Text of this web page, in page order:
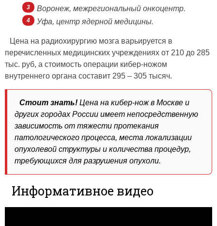
Воронеж, межрегиональный онкоцентр.
Уфа, центр ядерной медицины.
Цена на радиохирургию мозга варьируется в
перечисленных медицинских учреждениях от 210 до 285
тыс. руб, а стоимость операции кибер-ножом
внутреннего органа составит 295 – 305 тысяч.
Стоит знать! Цена на кибер-нож в Москве и
других городах России имеет непосредственную
зависимость от тяжести протекания
патологического процесса, места локализации
опухолевой структуры и количества процедур,
требующихся для разрушения опухоли.
Информативное видео